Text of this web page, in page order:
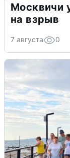
Москвичи
на взрыв
7 августа 0